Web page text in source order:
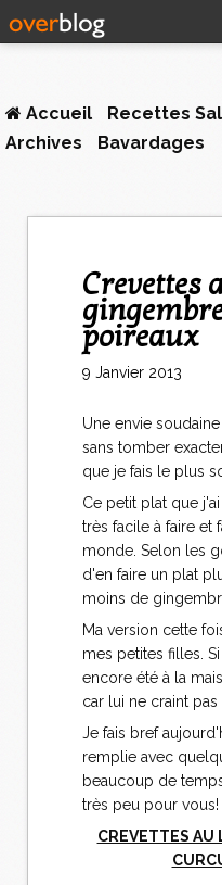
Accueil Recettes
Archives
Bavardages
Crevettes au lait de coco,
poireaux
9 Janvier 2013
Une envie
sans tomber
que je fais le plus
Ce petit plat que
très facile à faire et
monde. Selon les
d'en faire un plat
moins de
Ma version cette
mes petites filles.
encore été à la
car lui ne craint
Je fais bref
remplie avec
beaucoup de
très peu pour vous!
CREVETTES AU